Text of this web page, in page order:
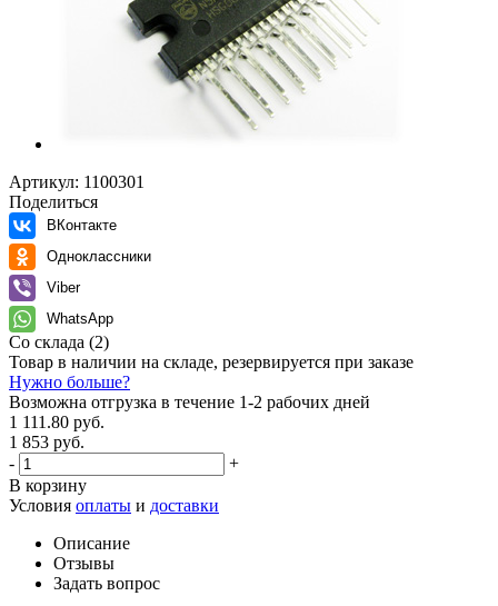
Артикул: 1100301
Поделиться
ВКонтакте
Одноклассники
Viber
WhatsApp
Со склада (2)
Товар в наличии на складе, резервируется при заказе
Нужно больше?
Возможна отгрузка в течение 1-2 рабочих дней
1 111.80 руб.
1 853 руб.
-
+
В корзину
Условия оплаты и доставки
Описание
Отзывы
Задать вопрос